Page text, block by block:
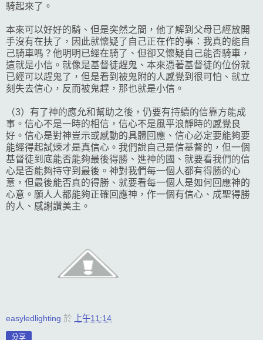
騎起來了。
本來可以好好的騎、但是突然之間，他了解到父母已經放開
手沒有在扶了，因此就懷疑了自己正在作的事：我真的能自
己騎車嗎？他明明已經在騎了、但卻又懷疑自己能否騎車，
這就是小信。就像是基督徒趕鬼、本來憑著基督徒的位份就
已經可以趕鬼了，但是看到被鬼附的人感覺到很可怕、就立
刻失去信心，反而被鬼趕，那也就是小信。
（3）有了神的應允和幫助之後，仍要有持續的信靠方能成
事。信心不是一時的相信，信心不是風平浪靜時的感覺良
好。信心是對神豈示或感動的具體回應、信心必定要能夠要
能經得起試煉才是真信心。我們說自己是信基督的，但一個
基督徒到底能否能夠最後得勝、進神的國、就要看我們的信
心是否能夠持守到最後。神對我們每一個人都有得勝的心
意，但最後能否真的得勝、就要看每一個人是如何回應神的
心意。願人人都能夠正確回應神，作一個有信心、成聖得勝
的人、感謝讚美主。
easyledlighting 於 上午11:14
分享